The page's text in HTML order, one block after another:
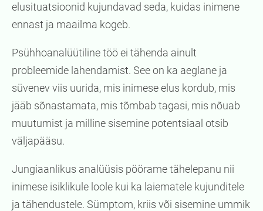
elusituatsioonid kujundavad seda, kuidas inimene
ennast ja maailma kogeb.
Psühhoanalüütiline töö ei tähenda ainult
probleemide lahendamist. See on ka aeglane ja
süvenev viis uurida, mis inimese elus kordub, mis
jääb sõnastamata, mis tõmbab tagasi, mis nõuab
muutumist ja milline sisemine potentsiaal otsib
väljapääsu.
Jungiaanlikus analüüsis pöörame tähelepanu nii
inimese isiklikule loole kui ka laiematele kujunditele
ja tähendustele. Sümptom, kriis või sisemine ummik